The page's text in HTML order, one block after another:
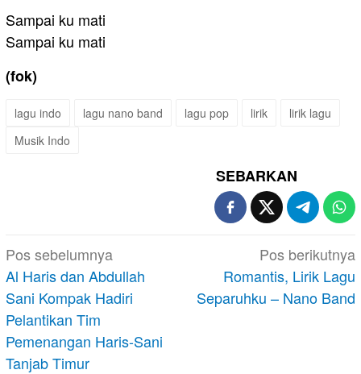
Sampai ku mati
Sampai ku mati
(fok)
lagu indo lagu nano band lagu pop lirik
lirik lagu
Musik Indo
SEBARKAN
Navigasi
pos
Pos sebelumnya
Al Haris dan Abdullah
Sani Kompak Hadiri
Pelantikan Tim
Pemenangan Haris-Sani
Tanjab Timur
Pos berikutnya
Romantis, Lirik Lagu
Separuhku – Nano Band